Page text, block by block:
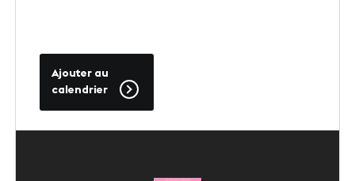
Le Zénith Sud
INFORMATIONS PRATIQUES
Ajouter au
calendrier